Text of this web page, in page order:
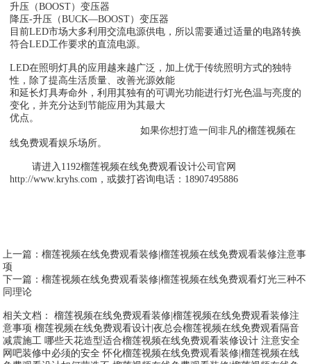
升压（BOOST）变压器
降压-升压（BUCK—BOOST）变压器
目前LED市场大多利用交流电源供电，所以需要通过适量的电路转换
符合LED工作要求的直流电源。
LED在照明灯具的应用越来越广泛，加上优于传统照明方式的独特
性，除了提高生活质量、改善光源效能
和延长灯具寿命外，利用其独有的可调光功能进行灯光色温与亮度的
变化，并充分达到节能应用为其最大
优点。
如果你想打造一间非凡的榴莲视频在
线免费观看娱乐场所。
请进入1192榴莲视频在线免费观看设计公司官网
http://www.kryhs.com，或拨打咨询电话：18907495886
上一篇： 榴莲视频在线免费观看装修|榴莲视频在线免费观看装修注意事
项
下一篇： 榴莲视频在线免费观看装修|榴莲视频在线免费观看灯光三种不
同理论
相关文档： 榴莲视频在线免费观看装修|榴莲视频在线免费观看装修注
意事项 榴莲视频在线免费观看设计|夜总会榴莲视频在线免费观看隔音
减震施工 哪些天花造型适合榴莲视频在线免费观看装修设计 注意安全
网吧装修中必须的安全 怀化榴莲视频在线免费观看装修|榴莲视频在线